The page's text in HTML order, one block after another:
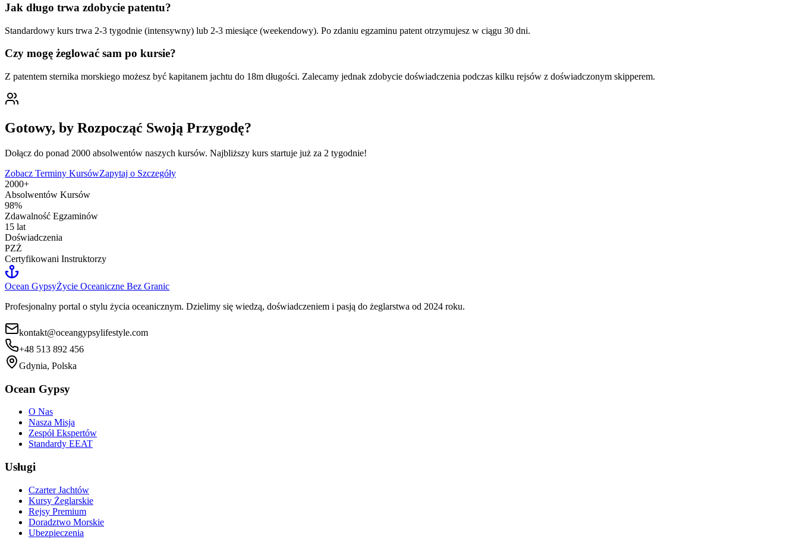
Jak długo trwa zdobycie patentu?
Standardowy kurs trwa 2-3 tygodnie (intensywny) lub 2-3 miesiące (weekendowy). Po zdaniu egzaminu patent otrzymujesz w ciągu 30 dni.
Czy mogę żeglować sam po kursie?
Z patentem sternika morskiego możesz być kapitanem jachtu do 18m długości. Zalecamy jednak zdobycie doświadczenia podczas kilku rejsów z doświadczonym skipperem.
Gotowy, by Rozpocząć Swoją Przygodę?
Dołącz do ponad 2000 absolwentów naszych kursów. Najbliższy kurs startuje już za 2 tygodnie!
Zobacz Terminy KursówZapytaj o Szczegóły
2000+
Absolwentów Kursów
98%
Zdawalność Egzaminów
15 lat
Doświadczenia
PZŻ
Certyfikowani Instruktorzy
Ocean GypsyŻycie Oceaniczne Bez Granic
Profesjonalny portal o stylu życia oceanicznym. Dzielimy się wiedzą, doświadczeniem i pasją do żeglarstwa od 2024 roku.
kontakt@oceangypsylifestyle.com
+48 513 892 456
Gdynia, Polska
Ocean Gypsy
O Nas
Nasza Misja
Zespół Ekspertów
Standardy EEAT
Usługi
Czarter Jachtów
Kursy Żeglarskie
Rejsy Premium
Doradztwo Morskie
Ubezpieczenia